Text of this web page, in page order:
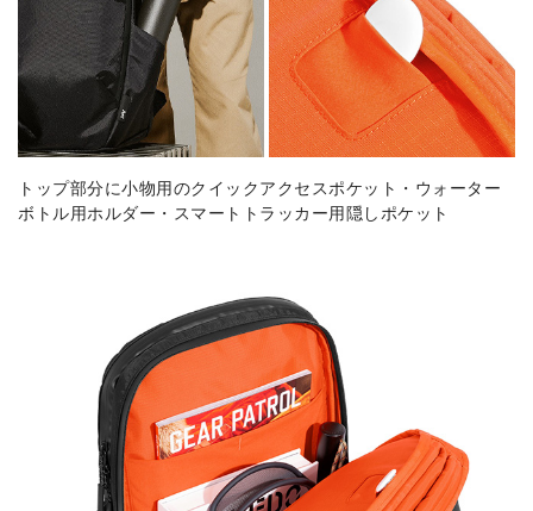
トップ部分に小物用のクイックアクセスポケット・ウォーター
ボトル用ホルダー・スマートトラッカー用隠しポケット